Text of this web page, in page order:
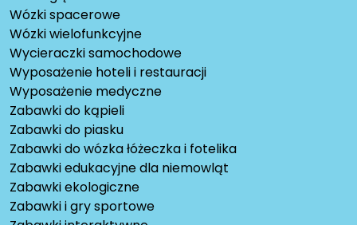
Wózki spacerowe
Wózki wielofunkcyjne
Wycieraczki samochodowe
Wyposażenie hoteli i restauracji
Wyposażenie medyczne
Zabawki do kąpieli
Zabawki do piasku
Zabawki do wózka łóżeczka i fotelika
Zabawki edukacyjne dla niemowląt
Zabawki ekologiczne
Zabawki i gry sportowe